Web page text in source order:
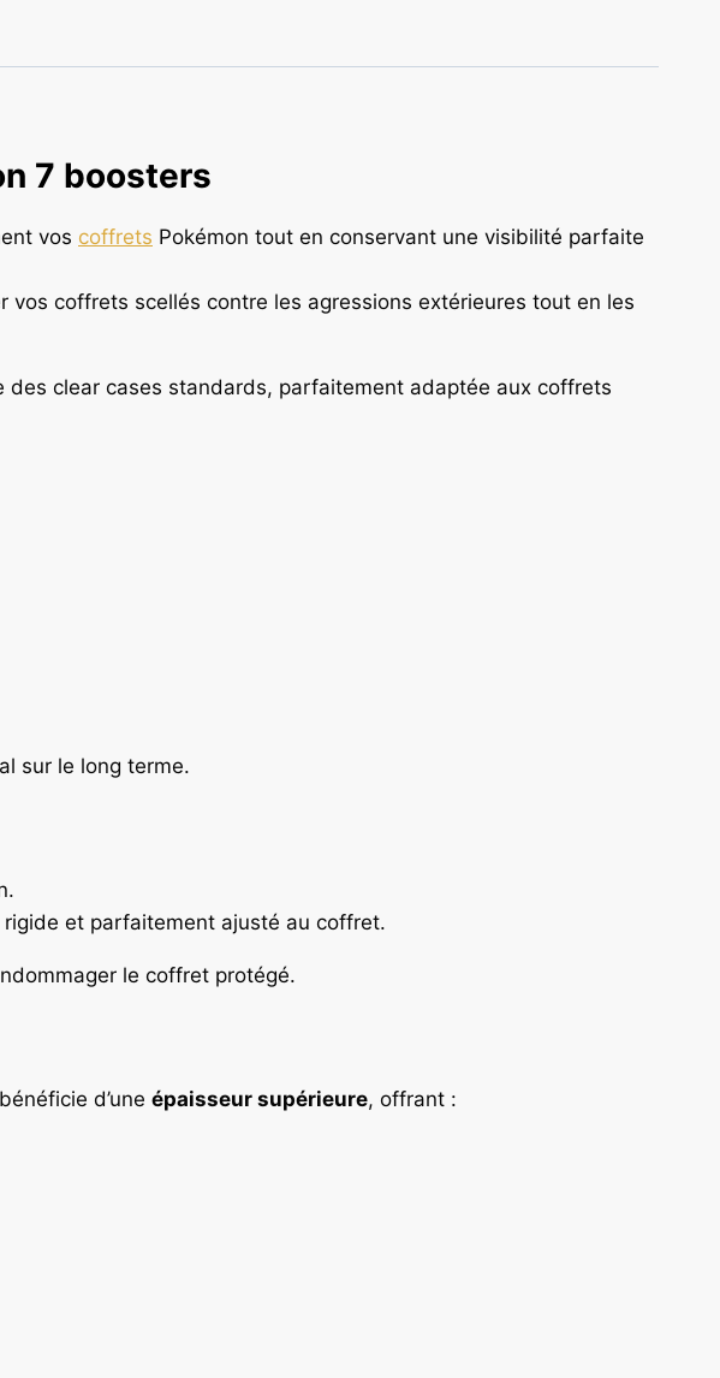
7 boosters
vos coffrets Pokémon tout en conservant une visibilité parfaite
coffrets scellés contre les agressions extérieures tout en les
clear cases standards, parfaitement adaptée aux coffrets
sur le long terme.
et parfaitement ajusté au coffret.
le coffret protégé.
bénéficie d’une épaisseur supérieure, offrant :